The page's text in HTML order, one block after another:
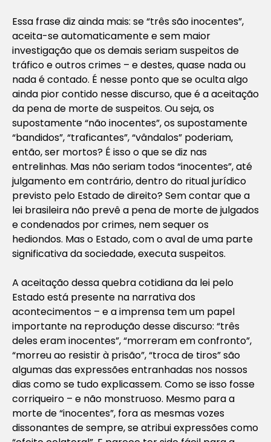
Essa frase diz ainda mais: se “três são inocentes”,
aceita-se automaticamente e sem maior
investigação que os demais seriam suspeitos de
tráfico e outros crimes – e destes, quase nada ou
nada é contado. É nesse ponto que se oculta algo
ainda pior contido nesse discurso, que é a aceitação
da pena de morte de suspeitos. Ou seja, os
supostamente “não inocentes”, os supostamente
“bandidos”, “traficantes”, “vândalos” poderiam,
então, ser mortos? É isso o que se diz nas
entrelinhas. Mas não seriam todos “inocentes”, até
julgamento em contrário, dentro do ritual jurídico
previsto pelo Estado de direito? Sem contar que a
lei brasileira não prevê a pena de morte de julgados
e condenados por crimes, nem sequer os
hediondos. Mas o Estado, com o aval de uma parte
significativa da sociedade, executa suspeitos.
A aceitação dessa quebra cotidiana da lei pelo
Estado está presente na narrativa dos
acontecimentos – e a imprensa tem um papel
importante na reprodução desse discurso: “três
deles eram inocentes”, “morreram em confronto”,
“morreu ao resistir à prisão”, “troca de tiros” são
algumas das expressões entranhadas nos nossos
dias como se tudo explicassem. Como se isso fosse
corriqueiro – e não monstruoso. Mesmo para a
morte de “inocentes”, fora as mesmas vozes
dissonantes de sempre, se atribui expressões como